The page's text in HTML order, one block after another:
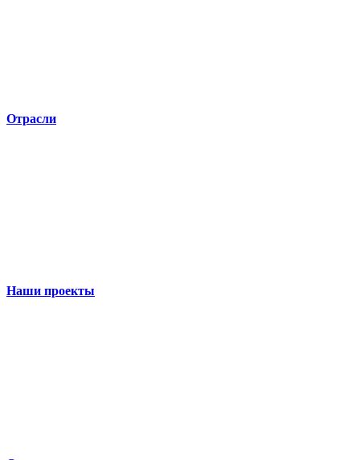
Отрасли
Наши проекты